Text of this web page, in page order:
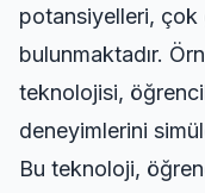
potansiyelleri,
bulunmaktadır.
teknolojisi,
deneyimlerini
Bu teknoloji,